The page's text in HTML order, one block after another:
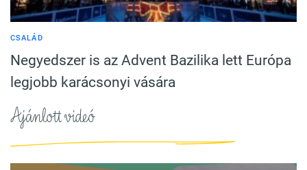
CSALÁD
Negyedszer is az Advent Bazilika lett Európa
legjobb karácsonyi vására
Ajánlott videó